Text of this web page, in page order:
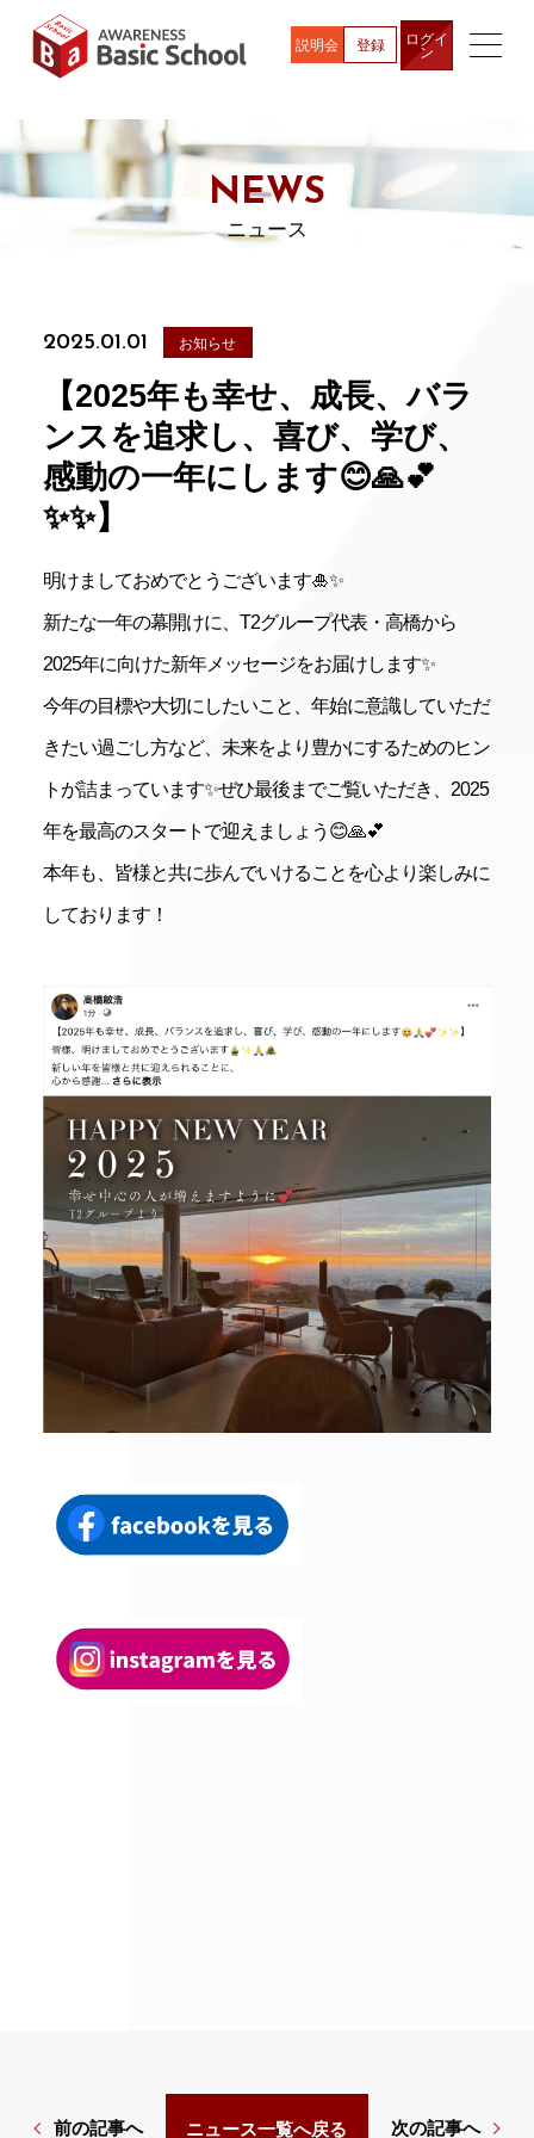
説明会 登録
ログイ
ン
NEWS
ニュース
2025.01.01 お知らせ
【2025年も幸せ、成長、バラ
ンスを追求し、喜び、学び、
感動の一年にします😊🙏💕
✨✨】
明けましておめでとうございます🎍✨
新たな一年の幕開けに、T2グループ代表・高橋から
2025年に向けた新年メッセージをお届けします✨
今年の目標や大切にしたいこと、年始に意識していただ
きたい過ごし方など、未来をより豊かにするためのヒン
トが詰まっています✨ぜひ最後までご覧いただき、2025
年を最高のスタートで迎えましょう😊🙏💕
本年も、皆様と共に歩んでいけることを心より楽しみに
しております！
前の記事へ ニュース一覧へ戻る 次の記事へ